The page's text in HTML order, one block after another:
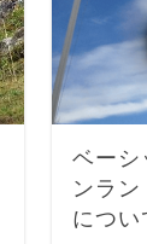
ベーシ
ンラン
につい